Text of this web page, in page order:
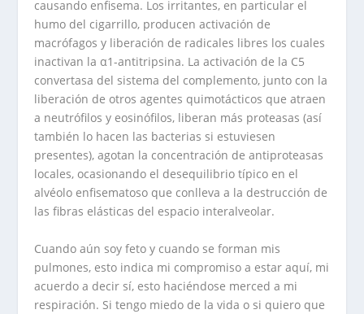
causando enfisema. Los irritantes, en particular el
humo del cigarrillo, producen activación de
macrófagos y liberación de radicales libres los cuales
inactivan la α1-antitripsina. La activación de la C5
convertasa del sistema del complemento, junto con la
liberación de otros agentes quimotácticos que atraen
a neutrófilos y eosinófilos, liberan más proteasas (así
también lo hacen las bacterias si estuviesen
presentes), agotan la concentración de antiproteasas
locales, ocasionando el desequilibrio típico en el
alvéolo enfisematoso que conlleva a la destrucción de
las fibras elásticas del espacio interalveolar.
Cuando aún soy feto y cuando se forman mis
pulmones, esto indica mi compromiso a estar aquí, mi
acuerdo a decir sí, esto haciéndose merced a mi
respiración. Si tengo miedo de la vida o si quiero que